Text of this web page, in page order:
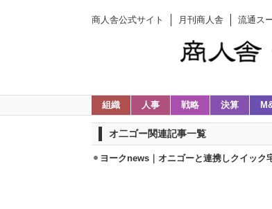
商人舎公式サイト 月刊商人舎 流通ス
組織 人事 戦略 決算
オ二ゴー関連記事一覧
ヨークnews｜オニゴーと連携しクイック